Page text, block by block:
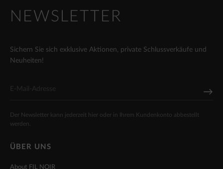
NEWSLETTER
Sichern Sie sich exklusive Aktionen, private Schlussverkäufe und
Neuheiten!
Der Newsletter kann jederzeit hier oder in Ihrem Kundenkonto abbestellt
werden.
ÜBER UNS
About FIL NOIR